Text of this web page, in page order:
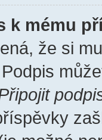
k mému
že si